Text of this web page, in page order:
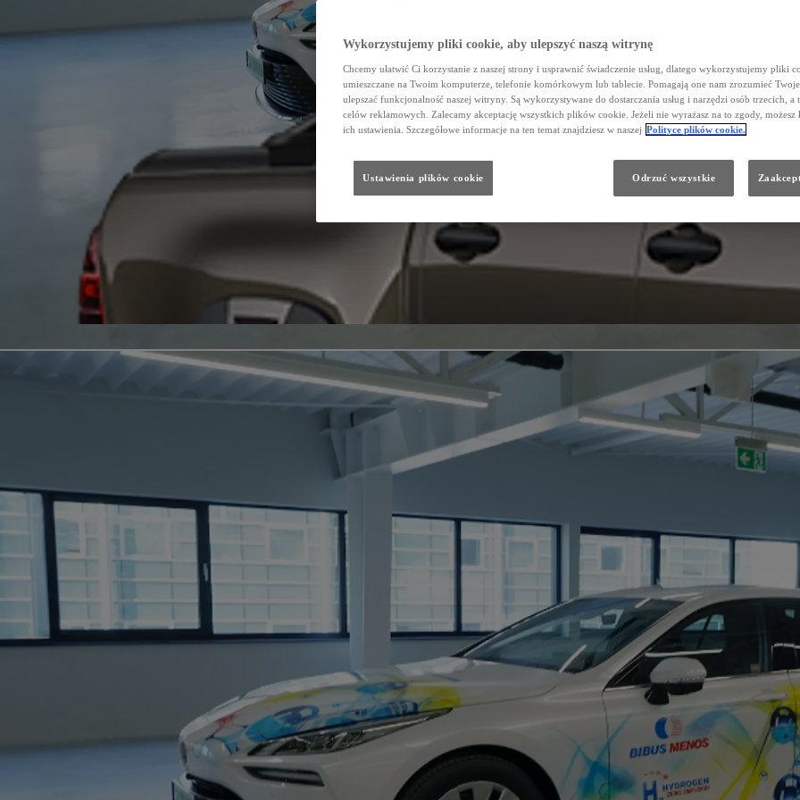
Wykorzystujemy pliki cookie, aby ulepszyć naszą witrynę
Chcemy ułatwić Ci korzystanie z naszej strony i usprawnić świadczenie usług, dlatego wykorzystujemy pliki
umieszczane na Twoim komputerze, telefonie komórkowym lub tablecie. Pomagają one nam zrozumieć
ulepszać funkcjonalność naszej witryny. Są wykorzystywane do dostarczania usług i narzędzi osób trzecich, a
celów reklamowych. Zalecamy akceptację wszystkich plików cookie. Jeżeli nie wyrażasz na to zgody, możesz
ich ustawienia. Szczegółowe informacje na ten temat znajdziesz w naszej Polityce plików cookie.
Ustawienia plików cookie Odrzuć wszystkie